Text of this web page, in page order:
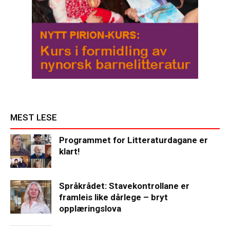
MEST LESE
Programmet for Litteraturdagane er
klart!
Språkrådet: Stavekontrollane er
framleis like dårlege – bryt
opplæringslova